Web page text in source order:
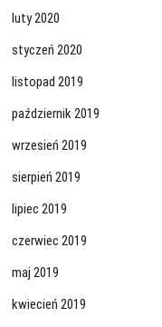
luty 2020
styczeń 2020
listopad 2019
październik 2019
wrzesień 2019
sierpień 2019
lipiec 2019
czerwiec 2019
maj 2019
kwiecień 2019